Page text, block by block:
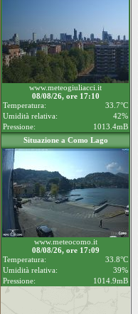
www.meteogiuliacci.it
08/08/26, ore 17:10
Temperatura:
33.7°C
Umidità relativa:
42%
Pressione:
1013.4mB
Situazione a Como Lago
www.meteocomo.it
08/08/26, ore 17:09
Temperatura:
33.8°C
Umidità relativa:
39%
Pressione:
1014.9mB